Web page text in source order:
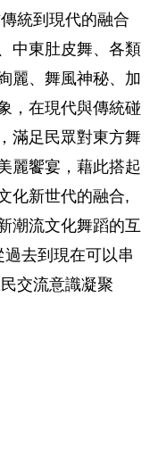
統到現代的融合
中東肚皮舞、各類
麗、舞風神秘、加
，在現代與傳統碰
滿足民眾對東方舞
麗饗宴，藉此搭起
化新世代的融合,
潮流文化舞蹈的互
去到現在可以串
交流意識凝聚